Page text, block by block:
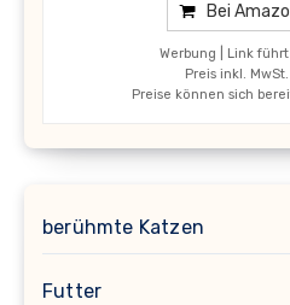
Bei
Werbung | Link
Preis inkl.
Preise können sich
berühmte Katzen
Futter